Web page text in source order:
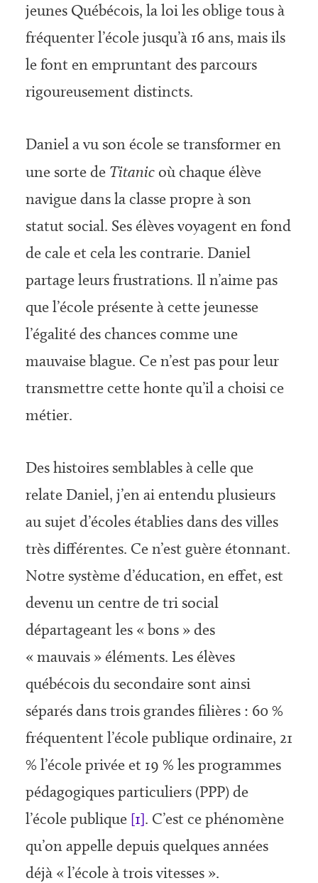
jeunes Québécois, la loi les oblige tous à
fréquenter l’école jusqu’à 16 ans, mais ils
le font en empruntant des parcours
rigoureu­sement distincts.
Daniel a vu son école se transformer en
une sorte de Titanicoù chaque élève
navigue dans la classe propre à son
statut social. Ses élèves voyagent en fond
de cale et cela les contrarie. Daniel
partage leurs frustrations. Il n’aime pas
que l’école présente à cette jeunesse
l’égalité des chances comme une
mauvaise blague. Ce n’est pas pour leur
transmettre cette honte qu’il a choisi ce
métier.
Des histoires semblables à celle que
relate Daniel, j’en ai entendu plusieurs
au sujet d’écoles établies dans des villes
très différentes. Ce n’est guère étonnant.
Notre système d’éducation, en effet, est
devenu un centre de tri social
départageant les « bons » des
« mauvais » éléments. Les élèves
québécois du secondaire sont ainsi
séparés dans trois grandes filières : 60 %
fréquentent l’école publique ordinaire, 21
% l’école privée et 19 % les programmes
pédagogiques particuliers (PPP) de
l’école publique [1]. C’est ce phénomène
qu’on appelle depuis quelques années
déjà « l’école à trois vitesses ».